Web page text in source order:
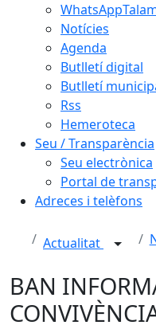
Notícies
Agenda
Butlletí digital
Butlletí
Rss
Hemeroteca
Seu / Transparència
Seu electrònica
Portal de
Adreces i telèfons
Actualitat
BAN